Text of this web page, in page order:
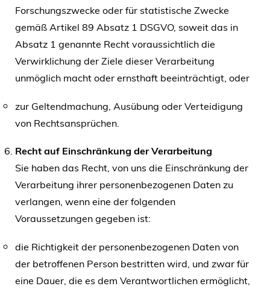
Forschungszwecke oder für statistische Zwecke
gemäß Artikel 89 Absatz 1 DSGVO, soweit das in
Absatz 1 genannte Recht voraussichtlich die
Verwirklichung der Ziele dieser Verarbeitung
unmöglich macht oder ernsthaft beeinträchtigt, oder
zur Geltendmachung, Ausübung oder Verteidigung
von Rechtsansprüchen.
Recht auf Einschränkung der Verarbeitung
Sie haben das Recht, von uns die Einschränkung der
Verarbeitung ihrer personenbezogenen Daten zu
verlangen, wenn eine der folgenden
Voraussetzungen gegeben ist:
die Richtigkeit der personenbezogenen Daten von
der betroffenen Person bestritten wird, und zwar für
eine Dauer, die es dem Verantwortlichen ermöglicht,